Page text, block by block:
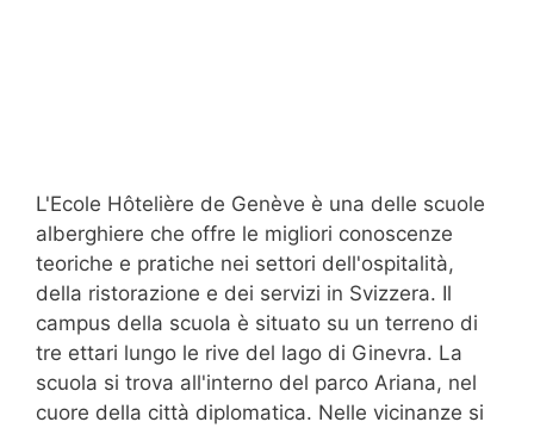
L'Ecole Hôtelière de Genève è una delle scuole
alberghiere che offre le migliori conoscenze
teoriche e pratiche nei settori dell'ospitalità,
della ristorazione e dei servizi in Svizzera. Il
campus della scuola è situato su un terreno di
tre ettari lungo le rive del lago di Ginevra. La
scuola si trova all'interno del parco Ariana, nel
cuore della città diplomatica. Nelle vicinanze si